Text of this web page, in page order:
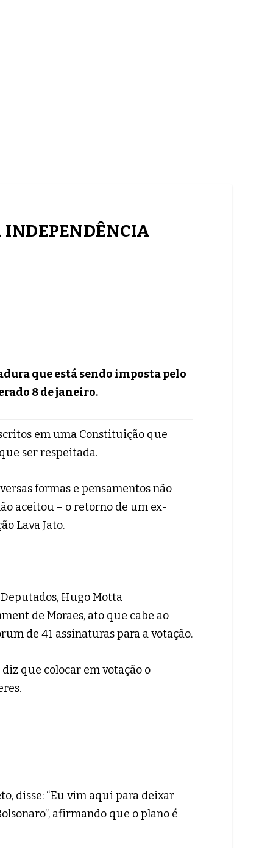
INDEPENDÊNCIA
que está sendo imposta pelo
8 de janeiro.
em uma Constituição que
ser respeitada.
formas e pensamentos não
aceitou – o retorno de um ex-
Lava Jato.
Deputados, Hugo Motta
de Moraes, ato que cabe ao
de 41 assinaturas para a votação.
que colocar em votação o
disse: “Eu vim aqui para deixar
afirmando que o plano é